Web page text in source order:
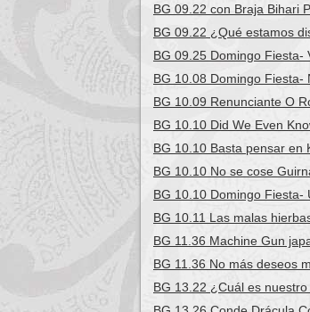
BG 09.22 con Braja Bihari
BG 09.22 ¿Qué estamos
BG 09.25 Domingo Fiesta-
BG 10.08 Domingo Fiesta-
BG 10.09 Renunciante O
BG 10.10 Did We Even
BG 10.10 Basta pensar en
BG 10.10 No se cose
BG 10.10 Domingo
BG 10.11 Las malas
BG 11.36 Machine Gun
BG 11.36 No más deseos
BG 13.22 ¿Cuál es